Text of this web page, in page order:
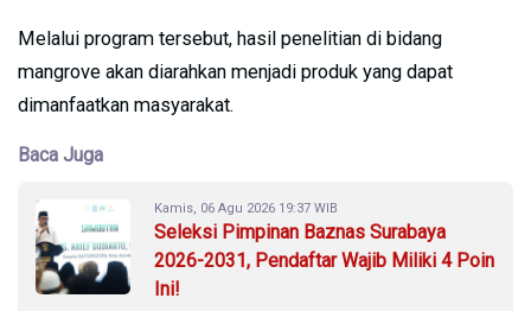
Melalui program tersebut, hasil penelitian di bidang
mangrove akan diarahkan menjadi produk yang dapat
dimanfaatkan masyarakat.
Baca Juga
Kamis, 06 Agu 2026 19:37 WIB
Seleksi Pimpinan Baznas Surabaya
2026-2031, Pendaftar Wajib Miliki 4 Poin
Ini!